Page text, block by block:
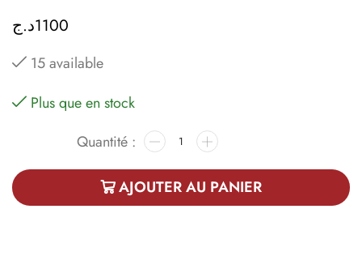
1100د.ج
15 available
Plus que en stock
AJOUTER AU PANIER